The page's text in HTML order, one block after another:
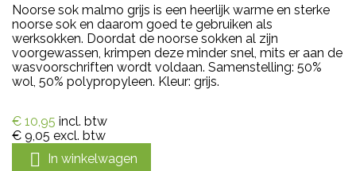
Noorse sok malmo grijs is een heerlijk warme en sterke
noorse sok en daarom goed te gebruiken als
werksokken. Doordat de noorse sokken al zijn
voorgewassen, krimpen deze minder snel, mits er aan de
wasvoorschriften wordt voldaan. Samenstelling: 50%
wol, 50% polypropyleen. Kleur: grijs.
€ 10,95 incl. btw
€ 9,05 excl. btw
 In winkelwagen